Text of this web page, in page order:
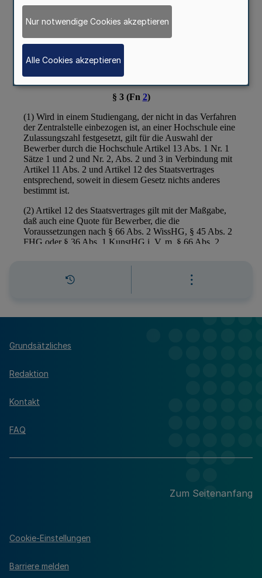
Grundsätzliches
Redaktion
Kontakt
FAQ
Zum Seitenanfang
Cookie-Einstellungen
Barriere melden
Nur notwendige Cookies akzeptieren
Alle Cookies akzeptieren